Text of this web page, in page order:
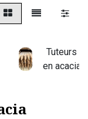
Tuteurs
en acacia